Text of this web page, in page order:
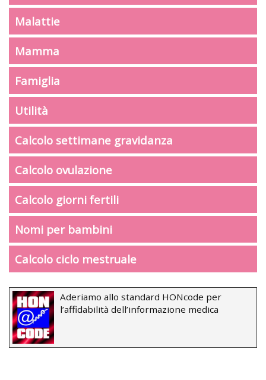
Malattie
Mamma
Famiglia
Utilità
Calcolo settimane gravidanza
Calcolo ovulazione
Calcolo giorni fertili
Nomi per bambini
Calcolo ciclo mestruale
Aderiamo allo standard HONcode per
l’affidabilità dell’informazione medica